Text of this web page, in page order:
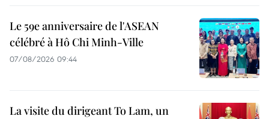
Le 59e anniversaire de l'ASEAN
célébré à Hô Chi Minh-Ville
07/08/2026 09:44
La visite du dirigeant To Lam, un